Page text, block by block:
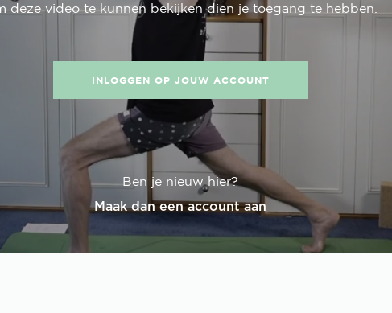
deze video te kunnen bekijken dien je toegang te hebben.
INLOGGEN OP JOUW ACCOUNT
Ben je nieuw hier?
Maak dan een account aan